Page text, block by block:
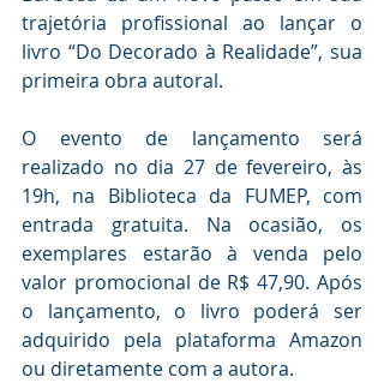
trajetória profissional ao lançar o
livro “Do Decorado à Realidade”, sua
primeira obra autoral.
O evento de lançamento será
realizado no dia 27 de fevereiro, às
19h, na Biblioteca da FUMEP, com
entrada gratuita. Na ocasião, os
exemplares estarão à venda pelo
valor promocional de R$ 47,90. Após
o lançamento, o livro poderá ser
adquirido pela plataforma Amazon
ou diretamente com a autora.